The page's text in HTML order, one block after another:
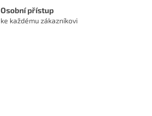
Osobní přístup
ke každému zákazníkovi